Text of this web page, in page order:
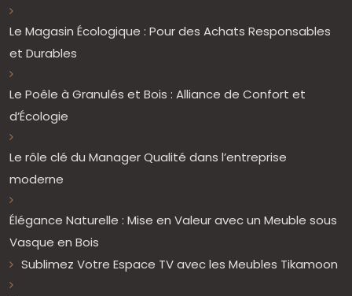
Le Magasin Écologique : Pour des Achats Responsables
et Durables
Le Poêle à Granulés et Bois : Alliance de Confort et
d’Écologie
Le rôle clé du Manager Qualité dans l’entreprise
moderne
Élégance Naturelle : Mise en Valeur avec un Meuble sous
Vasque en Bois
Sublimez Votre Espace TV avec les Meubles Tikamoon